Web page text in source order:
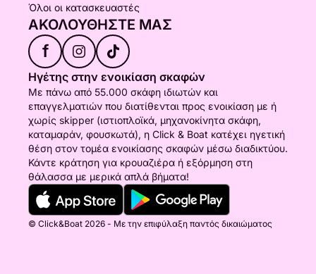
Όλοι οι κατασκευαστές
ΑΚΟΛΟΥΘΉΣΤΕ ΜΑΣ
f
Ηγέτης στην ενοικίαση σκαφών
Με πάνω από 55.000 σκάφη ιδιωτών και
επαγγελματιών που διατίθενται προς ενοικίαση με ή
χωρίς skipper (ιστιοπλοϊκά, μηχανοκίνητα σκάφη,
καταμαράν, φουσκωτά), η Click & Boat κατέχει ηγετική
θέση στον τομέα ενοικίασης σκαφών μέσω διαδικτύου.
Κάντε κράτηση για κρουαζιέρα ή εξόρμηση στη
θάλασσα με μερικά απλά βήματα!
© Click&Boat 2026 - Με την επιφύλαξη παντός δικαιώματος